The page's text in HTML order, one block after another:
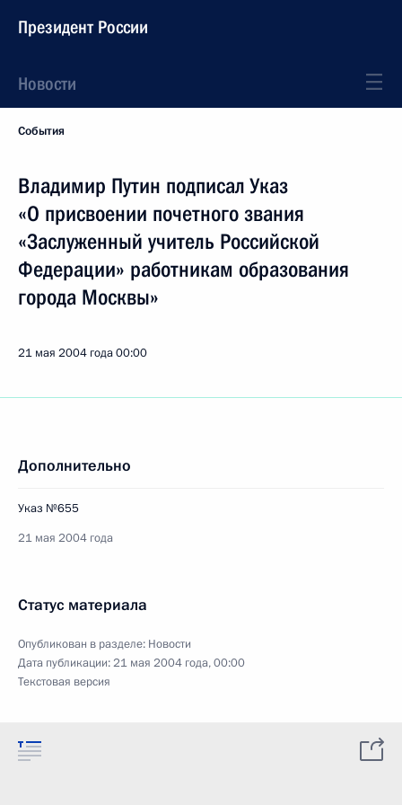
Президент России
Новости
События
Владимир Путин подписал Указ
«О присвоении почетного звания
«Заслуженный учитель Российской
Федерации» работникам образования
города Москвы»
21 мая 2004 года00:00
Дополнительно
Указ №655
21 мая 2004 года
Статус материала
Опубликован в разделе: Новости
Дата публикации:21 мая 2004 года, 00:00
Текстовая версия